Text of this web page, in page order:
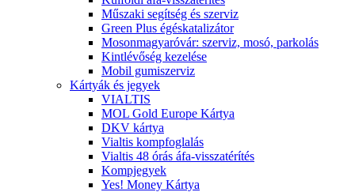
Műszaki segítség és szerviz
Green Plus égéskatalizátor
Mosonmagyaróvár: szerviz, mosó, parkolás
Kintlévőség kezelése
Mobil gumiszerviz
Kártyák és jegyek
VIALTIS
MOL Gold Europe Kártya
DKV kártya
Vialtis kompfoglalás
Vialtis 48 órás áfa-visszatérítés
Kompjegyek
Yes! Money Kártya